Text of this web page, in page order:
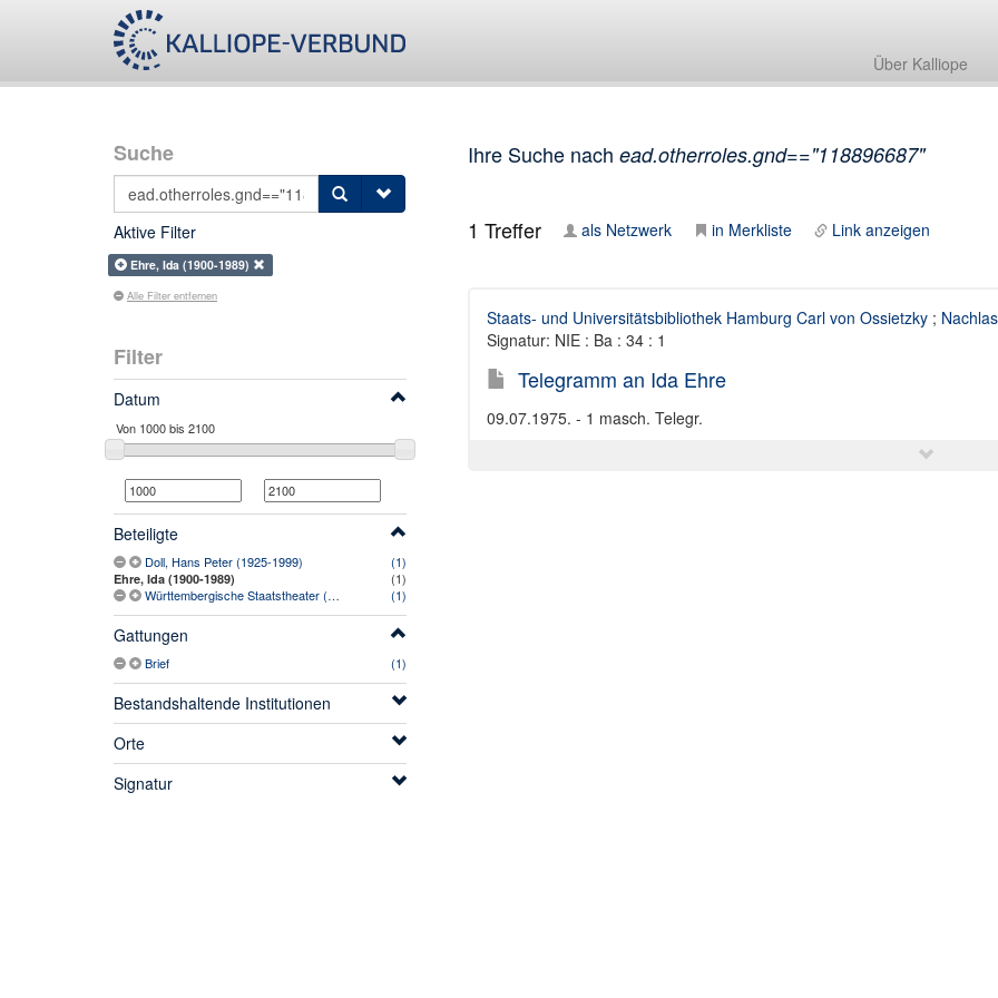
Über Kalliope
Suche
Aktive Filter
Ehre, Ida (1900-1989)
Alle Filter entfernen
Filter
Datum
Beteiligte
Doll, Hans Peter (1925-1999) (1)
Ehre, Ida (1900-1989)
(1)
Württembergische Staatstheater (Stuttgart)
(1)
Gattungen
Brief (1)
Bestandshaltende Institutionen
Orte
Signatur
Ihre Suche nach ead.otherroles.gnd=="118896687"
1 Treffer als Netzwerk in Merkliste Link anzeigen
Staats- und Universitätsbibliothek Hamburg Carl von Ossietzky;
Signatur: NIE : Ba : 34 : 1
Telegramm an Ida Ehre
09.07.1975. - 1 masch. Telegr.